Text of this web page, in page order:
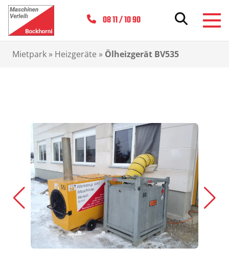
08 11 / 10 90
Mietpark » Heizgeräte » Ölheizgerät BV535